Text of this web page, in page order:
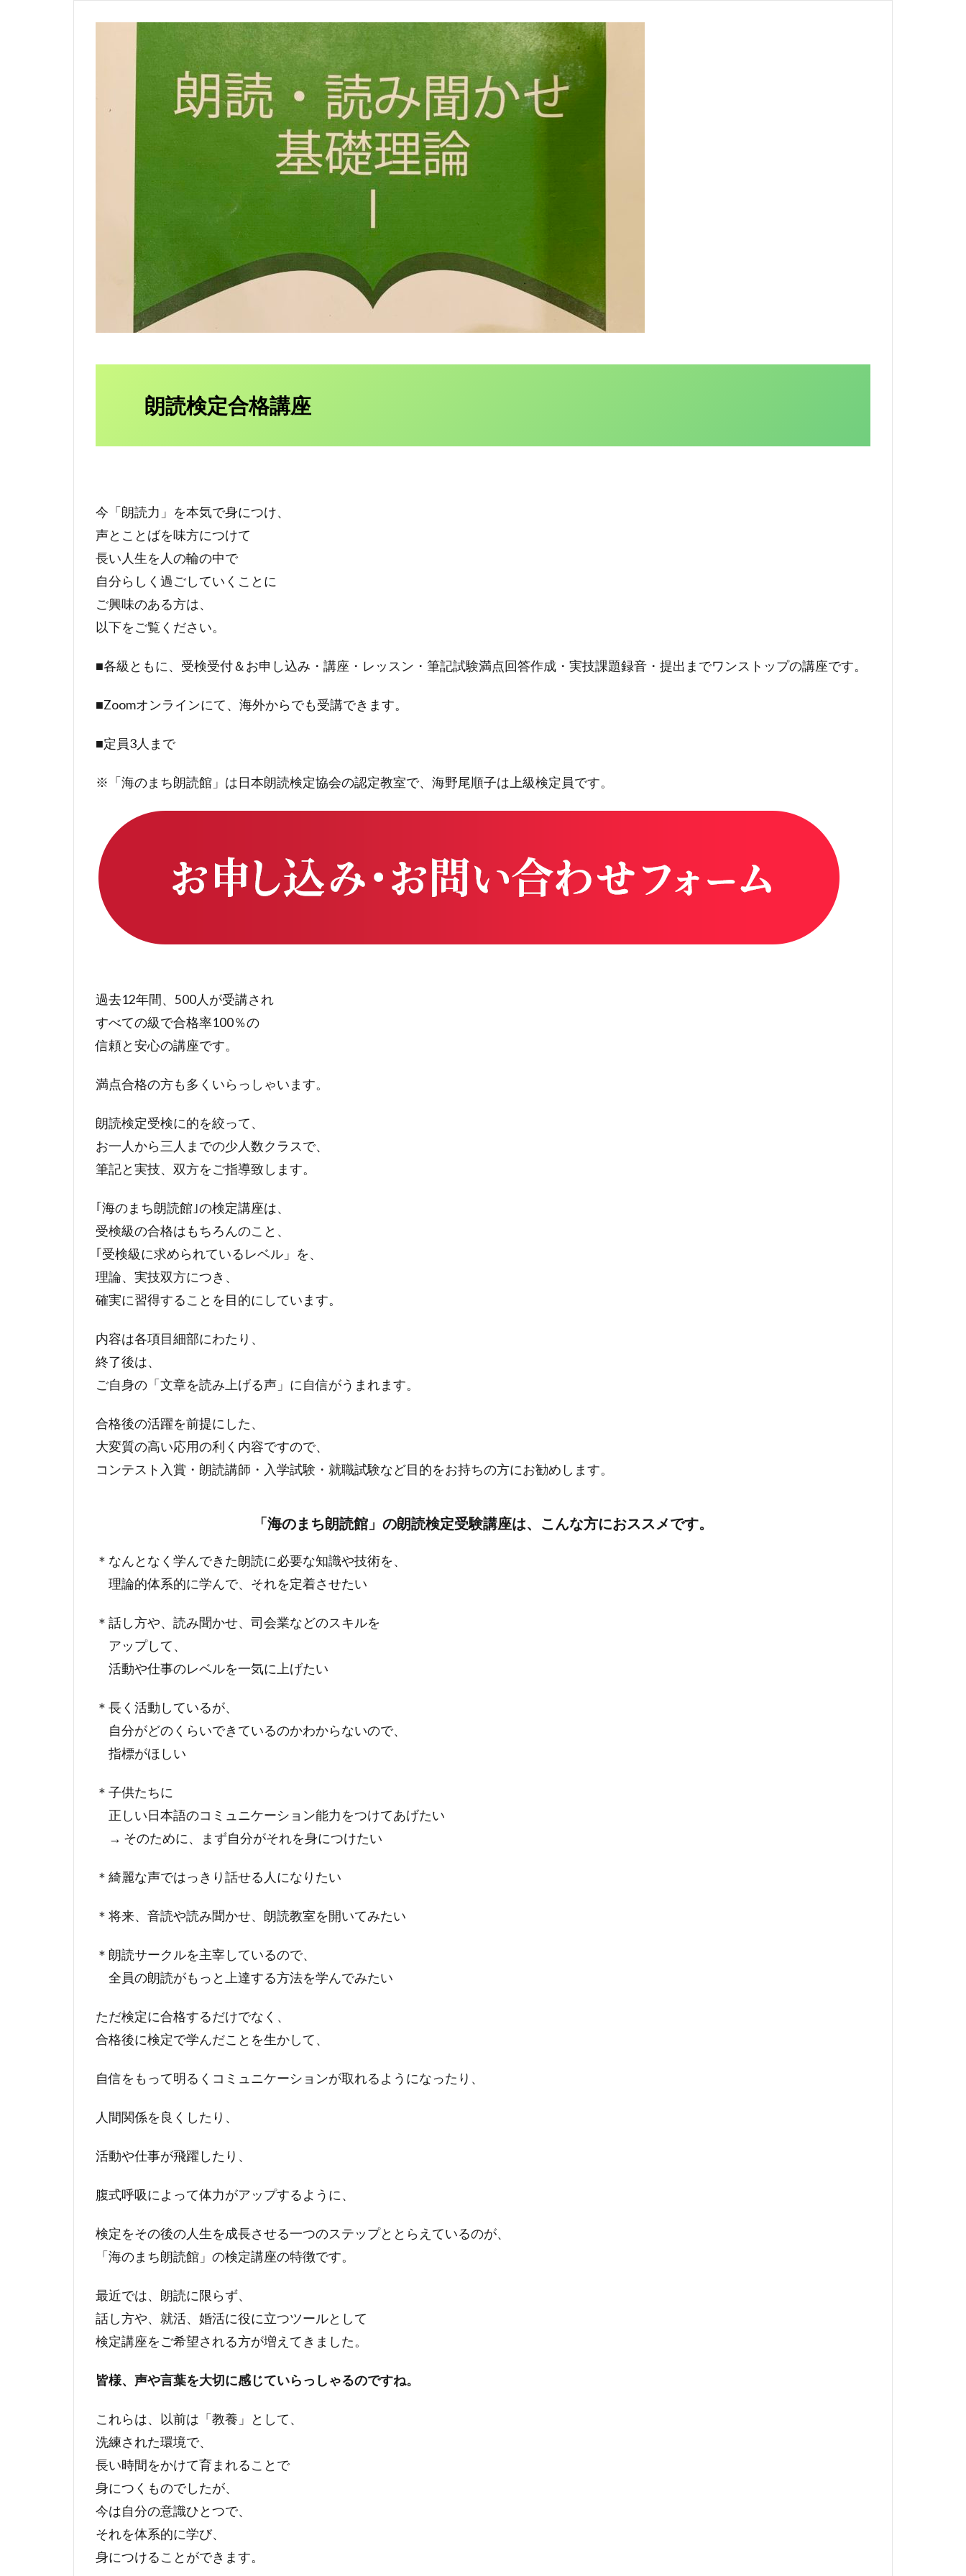
朗読検定合格講座
今「朗読力」を本気で身につけ、
声とことばを味方につけて
長い人生を人の輪の中で
自分らしく過ごしていくことに
ご興味のある方は、
以下をご覧ください。
■各級ともに、受検受付＆お申し込み・講座・レッスン・筆記試験満点回答作成・実技課題録音・提出までワンストップの講座です。
■Zoomオンラインにて、海外からでも受講できます。
■定員3人まで
※「海のまち朗読館」は日本朗読検定協会の認定教室で、海野尾順子は上級検定員です。
過去12年間、500人が受講され
すべての級で合格率100％の
信頼と安心の講座です。
満点合格の方も多くいらっしゃいます。
朗読検定受検に的を絞って、
お一人から三人までの少人数クラスで、
筆記と実技、双方をご指導致します。
｢海のまち朗読館｣の検定講座は、
受検級の合格はもちろんのこと、
｢受検級に求められているレベル」を、
理論、実技双方につき、
確実に習得することを目的にしています。
内容は各項目細部にわたり、
終了後は、
ご自身の「文章を読み上げる声」に自信がうまれます。
合格後の活躍を前提にした、
大変質の高い応用の利く内容ですので、
コンテスト入賞・朗読講師・入学試験・就職試験など目的をお持ちの方にお勧めします。
「海のまち朗読館」の朗読検定受験講座は、こんな方におススメです。
＊なんとなく学んできた朗読に必要な知識や技術を、
理論的体系的に学んで、それを定着させたい
＊話し方や、読み聞かせ、司会業などのスキルを
アップして、
活動や仕事のレベルを一気に上げたい
＊長く活動しているが、
自分がどのくらいできているのかわからないので、
指標がほしい
＊子供たちに
正しい日本語のコミュニケーション能力をつけてあげたい
→ そのために、まず自分がそれを身につけたい
＊綺麗な声ではっきり話せる人になりたい
＊将来、音読や読み聞かせ、朗読教室を開いてみたい
＊朗読サークルを主宰しているので、
全員の朗読がもっと上達する方法を学んでみたい
ただ検定に合格するだけでなく、
合格後に検定で学んだことを生かして、
自信をもって明るくコミュニケーションが取れるようになったり、
人間関係を良くしたり、
活動や仕事が飛躍したり、
腹式呼吸によって体力がアップするように、
検定をその後の人生を成長させる一つのステップととらえているのが、
「海のまち朗読館」の検定講座の特徴です。
最近では、朗読に限らず、
話し方や、就活、婚活に役に立つツールとして
検定講座をご希望される方が増えてきました。
皆様、声や言葉を大切に感じていらっしゃるのですね。
これらは、以前は「教養」として、
洗練された環境で、
長い時間をかけて育まれることで
身につくものでしたが、
今は自分の意識ひとつで、
それを体系的に学び、
身につけることができます。